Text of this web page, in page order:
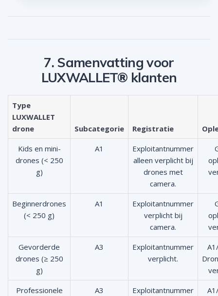
7. Samenvatting voor
LUXWALLET® klanten
Type
LUXWALLET
drone
Subcategorie Registratie
Kids en mini-
drones (< 250
g)
A1
Exploitantnummer
alleen verplicht bij
drones met
camera.
Beginnerdrones
(< 250 g)
A1
Exploitantnummer
verplicht bij
camera.
Gevorderde
drones (≥ 250
g)
A3
Exploitantnummer
verplicht.
Professionele
A3
Exploitantnummer